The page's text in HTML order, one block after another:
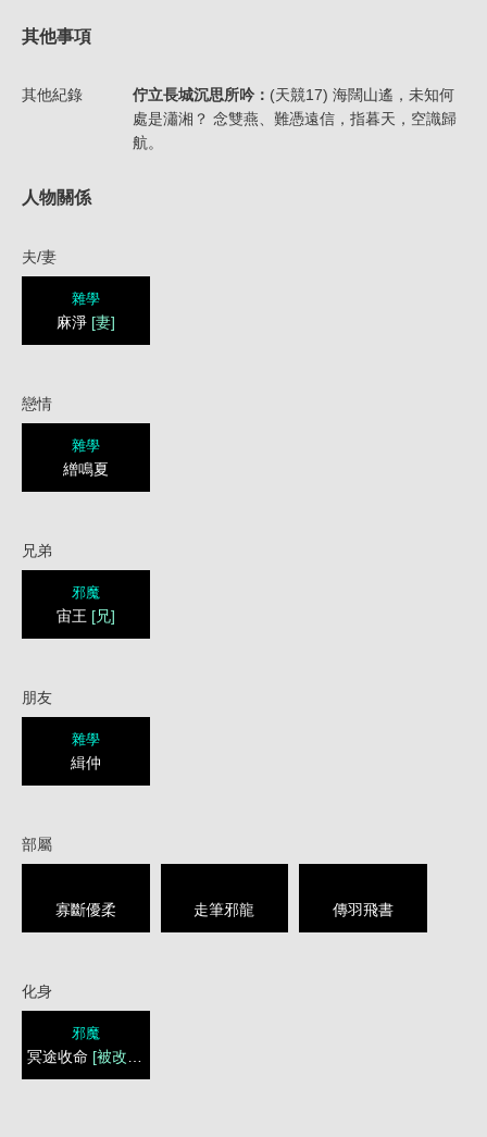
其他事項
其他紀錄 佇立長城沉思所吟： (天競17) 海闊山遙，未知何
處是瀟湘？ 念雙燕、難憑遠信，指暮天，空識歸
航。
人物關係
夫/妻
雜學
麻淨 [妻]
戀情
雜學
繒鳴夏
兄弟
邪魔
宙王 [兄]
朋友
雜學
緝仲
部屬
寡斷優柔 走筆邪龍 傳羽飛書
化身
邪魔
冥途收命 [被改造]